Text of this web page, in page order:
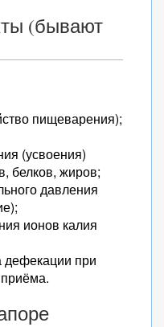
(бывают
пищеварения);
(усвоения)
белков, жиров;
давления
ионов калия
дефекации при